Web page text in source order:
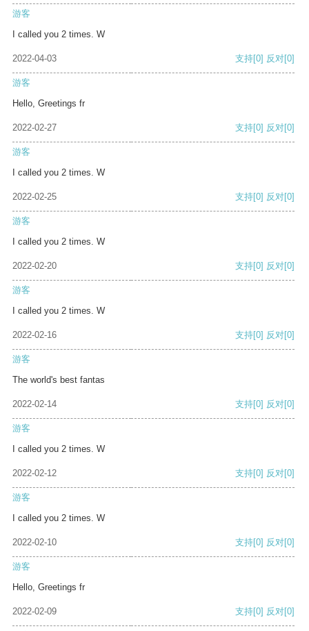
游客
I called you 2 times. W
2022-04-03 支持[0] 反对[0]
游客
Hello, Greetings fr
2022-02-27 支持[0] 反对[0]
游客
I called you 2 times. W
2022-02-25 支持[0] 反对[0]
游客
I called you 2 times. W
2022-02-20 支持[0] 反对[0]
游客
I called you 2 times. W
2022-02-16 支持[0] 反对[0]
游客
The world's best fantas
2022-02-14 支持[0] 反对[0]
游客
I called you 2 times. W
2022-02-12 支持[0] 反对[0]
游客
I called you 2 times. W
2022-02-10 支持[0] 反对[0]
游客
Hello, Greetings fr
2022-02-09 支持[0] 反对[0]